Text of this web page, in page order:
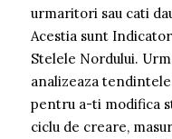
urmaritori sau cati
Acestia sunt
Stelele Nordului.
analizeaza
pentru a-ti modifica
ciclu de creare,